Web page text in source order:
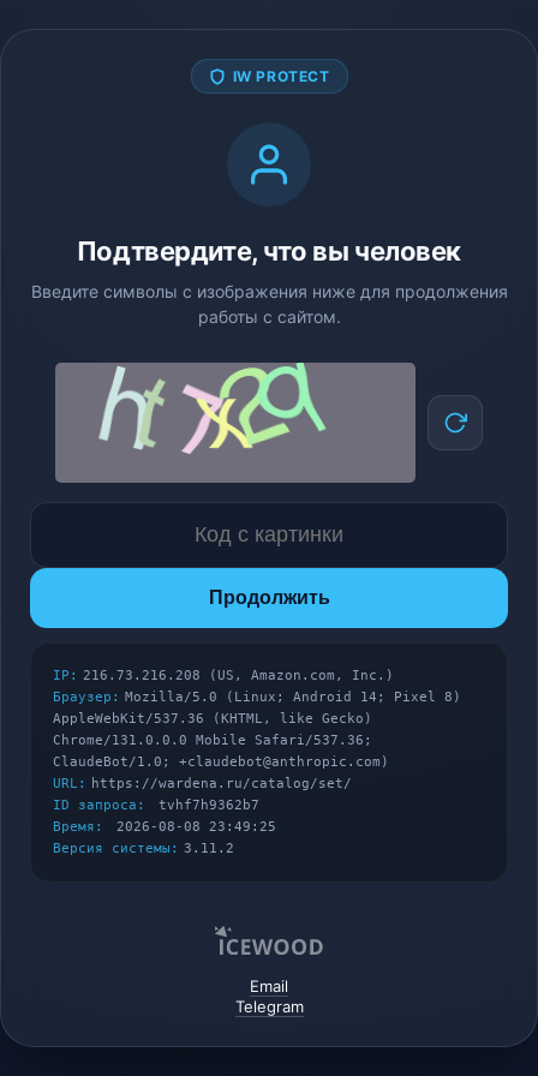
IW PROTECT
Подтвердите, что вы человек
Введите символы с изображения ниже для продолжения
работы с сайтом.
Продолжить
IP: 216.73.216.208 (US, Amazon.com, Inc.)
Браузер: Mozilla/5.0 (Linux; Android 14; Pixel 8)
AppleWebKit/537.36 (KHTML, like Gecko)
Chrome/131.0.0.0 Mobile Safari/537.36;
ClaudeBot/1.0; +claudebot@anthropic.com)
URL:
https://wardena.ru/catalog/set/
ID запроса:
tvhf7h9362b7
Время:
2026-08-08 23:49:25
Версия системы: 3.11.2
Email
Telegram